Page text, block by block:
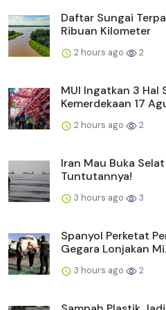
Daftar Sungai
Ribuan Kilometer
2 hours ago 2
MUI Ingatkan 3 Hal
Kemerdekaan 17
2 hours ago 2
Iran Mau Buka
Tuntutannya!
3 hours ago 3
Spanyol Perketat
Gegara Lonjakan
3 hours ago 2